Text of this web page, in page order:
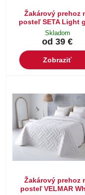
Žakárový prehoz
posteľ SETA Light
Skladom
od 39 €
Zobraziť
Žakárový prehoz
posteľ VELMAR